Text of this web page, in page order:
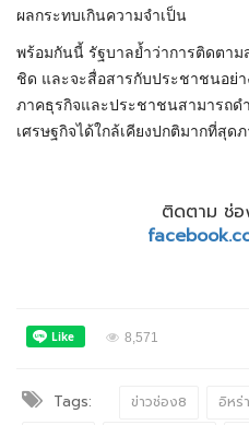
ผลกระทบเกินความจำเป็น
พร้อมกันนี้ รัฐบาลย้ำว่าการติดตา
ชิด และจะสื่อสารกับประชาชนอย่า
ภาคธุรกิจและประชาชนสามารถด
เศรษฐกิจได้ใกล้เคียงปกติมากที่สุ
ติดตาม ช่อ
8,571
Tags: ข่าวช่อง8 อิหร่